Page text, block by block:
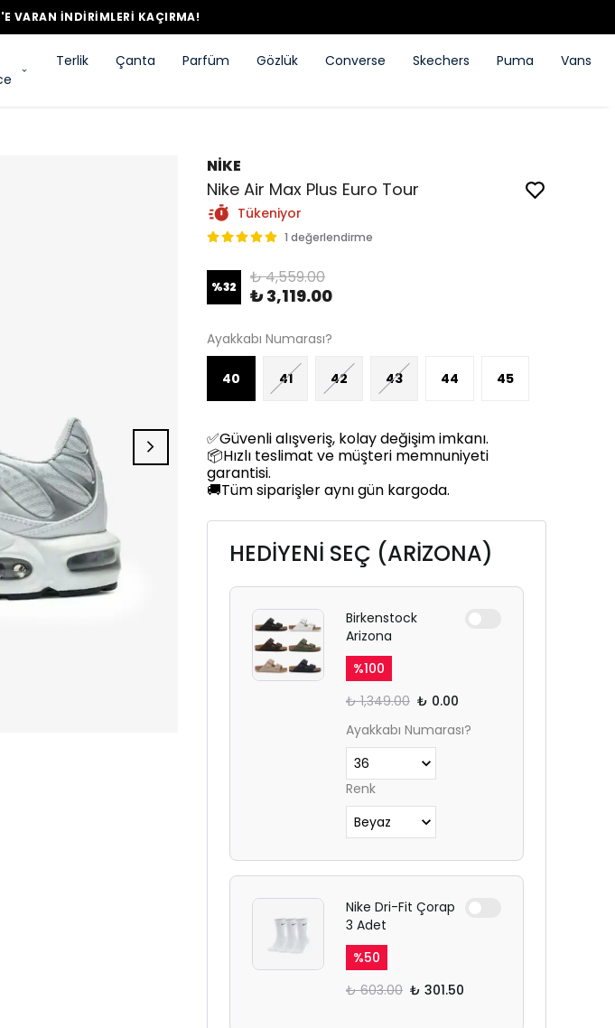
VARAN İNDİRİMLERİ KAÇIRMA!
Terlik Çanta Parfüm Gözlük Converse Skechers Puma Vans
NİKE
Nike Air Max Plus Euro Tour
Tükeniyor
1 değerlendirme
%32 ₺ 4,559.00
₺ 3,119.00
Ayakkabı Numarası?
40 41 42 43 44 45
✅Güvenli alışveriş, kolay değişim imkanı.
📦Hızlı teslimat ve müşteri memnuniyeti
garantisi.
🚚Tüm siparişler aynı gün kargoda.
HEDİYENİ SEÇ (ARİZONA)
Birkenstock
Arizona
%100
₺ 1,349.00 ₺ 0.00
Ayakkabı Numarası?
Renk
Nike Dri-Fit Çorap
3 Adet
%50
₺ 603.00 ₺ 301.50